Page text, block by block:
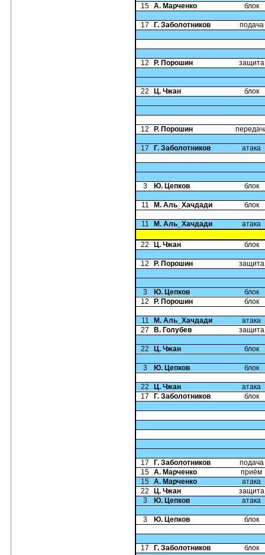
15 А. Марченко блок
17 Г. Заболотников подача
12 Р. Порошин защита
22 Ц. Чжан блок
12 Р. Порошин
17 Г. Заболотников атака
3 Ю. Цепков блок
11 М. Аль_Хачдади блок
11 М. Аль_Хачдади атака
22 Ц. Чжан блок
12 Р. Порошин защита
3 Ю. Цепков
блок
12
Р. Порошин блок
11 М. Аль_Хачдади
атака
27
В. Голубев защита
22 Ц. Чжан блок
3 Ю. Цепков блок
22 Ц. Чжан
атака
17
Г. Заболотников блок
17 Г. Заболотников
подача
15 А. Марченко
приём
15 А. Марченко
атака
22
Ц. Чжан
защита
3
Ю. Цепков атака
3 Ю. Цепков блок
17 Г. Заболотников блок